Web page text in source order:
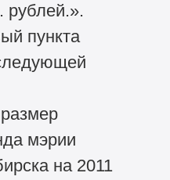
рублей.».
пункта
мэрии
на 2011